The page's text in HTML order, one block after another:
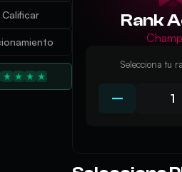
Rank
Selecciona tu